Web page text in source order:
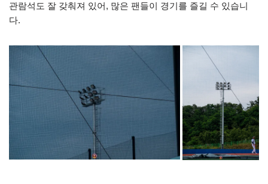
관람석도 잘 갖춰져 있어, 많은 팬들이 경기를 즐길 수 있습니
다.